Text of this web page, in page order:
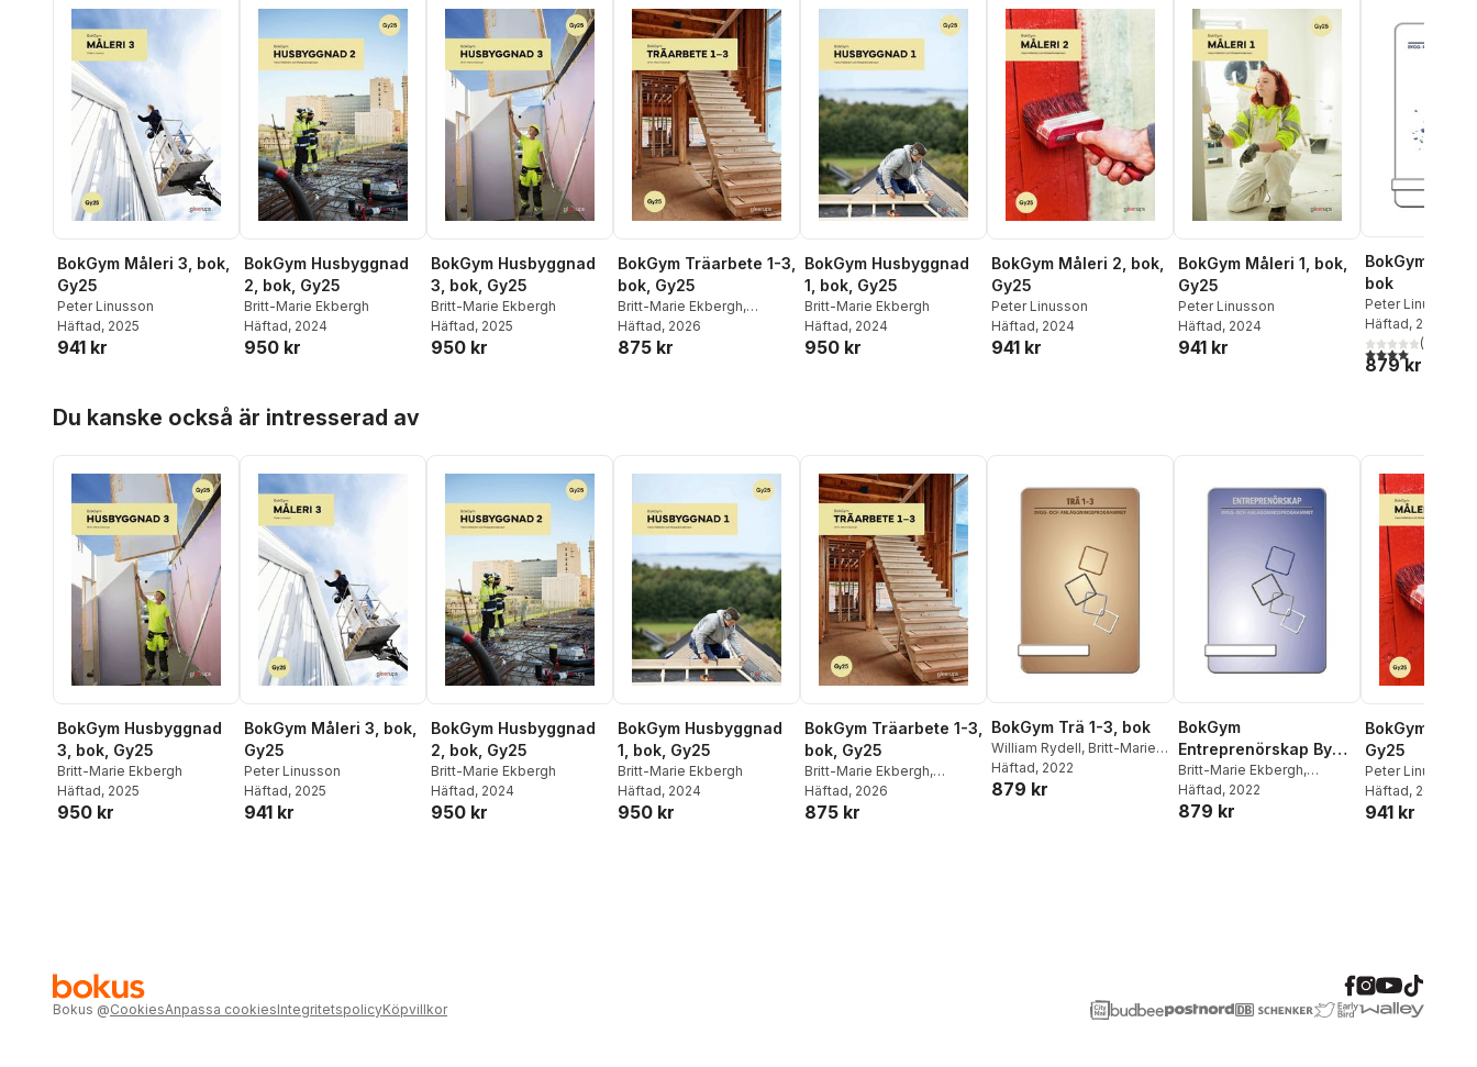
BokGym Måleri 3, bok,
Gy25
Peter Linusson
Häftad, 2025
941 kr
BokGym Husbyggnad
2, bok, Gy25
Britt-Marie Ekbergh
Häftad, 2024
950 kr
BokGym Husbyggnad
3, bok, Gy25
Britt-Marie Ekbergh
Häftad, 2025
950 kr
BokGym Träarbete 1-3,
bok, Gy25
Britt-Marie Ekbergh,
Rickard Andersson
Häftad, 2026
875 kr
BokGym Husbyggnad
1, bok, Gy25
Britt-Marie Ekbergh
Häftad, 2024
950 kr
BokGym Måleri 2, bok,
Gy25
Peter Linusson
Häftad, 2024
941 kr
BokGym Måleri 1, bok,
Gy25
Peter Linusson
Häftad, 2024
941 kr
BokGym
bok
Peter Linusson
Andersson
Häftad, 2021
4,0utav 5(
879 kr
Du kanske också är intresserad av
BokGym Husbyggnad
3, bok, Gy25
Britt-Marie Ekbergh
Häftad, 2025
950 kr
BokGym Måleri 3, bok,
Gy25
Peter Linusson
Häftad, 2025
941 kr
BokGym Husbyggnad
2, bok, Gy25
Britt-Marie Ekbergh
Häftad, 2024
950 kr
BokGym Husbyggnad
1, bok, Gy25
Britt-Marie Ekbergh
Häftad, 2024
950 kr
BokGym Träarbete 1-3,
bok, Gy25
Britt-Marie Ekbergh,
Rickard Andersson
Häftad, 2026
875 kr
BokGym Trä 1-3, bok
William Rydell, Britt-Marie
Ekbergh,Rickard
Andersson
Häftad, 2022
879 kr
BokGym
Entreprenörskap Bygg,
bok
Britt-Marie Ekbergh,
Rickard Andersson
Häftad, 2022
879 kr
BokGym
Gy25
Peter Linusson
Häftad, 2024
941 kr
Bokus @CookiesAnpassa cookiesIntegritetspolicyKöpvillkor